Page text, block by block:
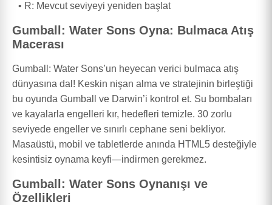
R: Mevcut seviyeyi yeniden başlat
Gumball: Water Sons Oyna: Bulmaca Atış
Macerası
Gumball: Water Sons’un heyecan verici bulmaca atış
dünyasına dal! Keskin nişan alma ve stratejinin birleştiği
bu oyunda Gumball ve Darwin’i kontrol et. Su bombaları
ve kayalarla engelleri kır, hedefleri temizle. 30 zorlu
seviyede engeller ve sınırlı cephane seni bekliyor.
Masaüstü, mobil ve tabletlerde anında HTML5 desteğiyle
kesintisiz oynama keyfi—indirmen gerekmez.
Gumball: Water Sons Oynanışı ve
Özellikleri